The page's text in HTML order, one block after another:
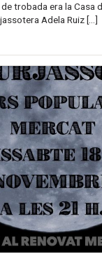
trobada era la Casa
Adela Ruiz […]